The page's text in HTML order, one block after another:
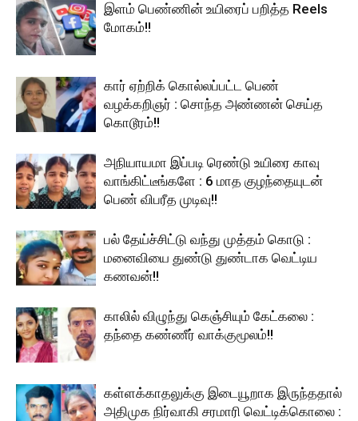
இளம் பெண்ணின் உயிரைப் பறித்த Reels
மோகம்!!
கார் ஏற்றிக் கொல்லப்பட்ட பெண்
வழக்கறிஞர் : சொந்த அண்ணன் செய்த
கொடூரம்!!
அநியாயமா இப்படி ரெண்டு உயிரை காவு
வாங்கிட்டீங்களே : 6 மாத குழந்தையுடன்
பெண் விபரீத முடிவு!!
பல் தேய்ச்சிட்டு வந்து முத்தம் கொடு :
மனைவியை துண்டு துண்டாக வெட்டிய
கணவன்!!
காலில் விழுந்து கெஞ்சியும் கேட்கலை :
தந்தை கண்ணீர் வாக்குமூலம்!!
கள்ளக்காதலுக்கு இடையூறாக இருந்ததால்
அதிமுக நிர்வாகி சரமாரி வெட்டிக்கொலை :